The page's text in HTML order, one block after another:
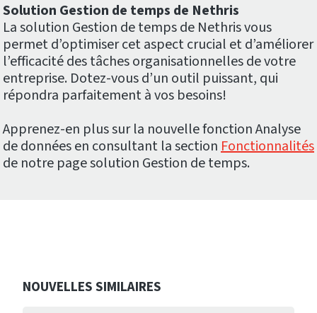
Solution Gestion de temps de Nethris
La solution Gestion de temps de Nethris vous
permet d’optimiser cet aspect crucial et d’améliorer
l’efficacité des tâches organisationnelles de votre
entreprise. Dotez-vous d’un outil puissant, qui
répondra parfaitement à vos besoins!
Apprenez-en plus sur la nouvelle fonction Analyse
de données en consultant la sectionFonctionnalités
de notre page solution Gestion de temps.
NOUVELLES SIMILAIRES